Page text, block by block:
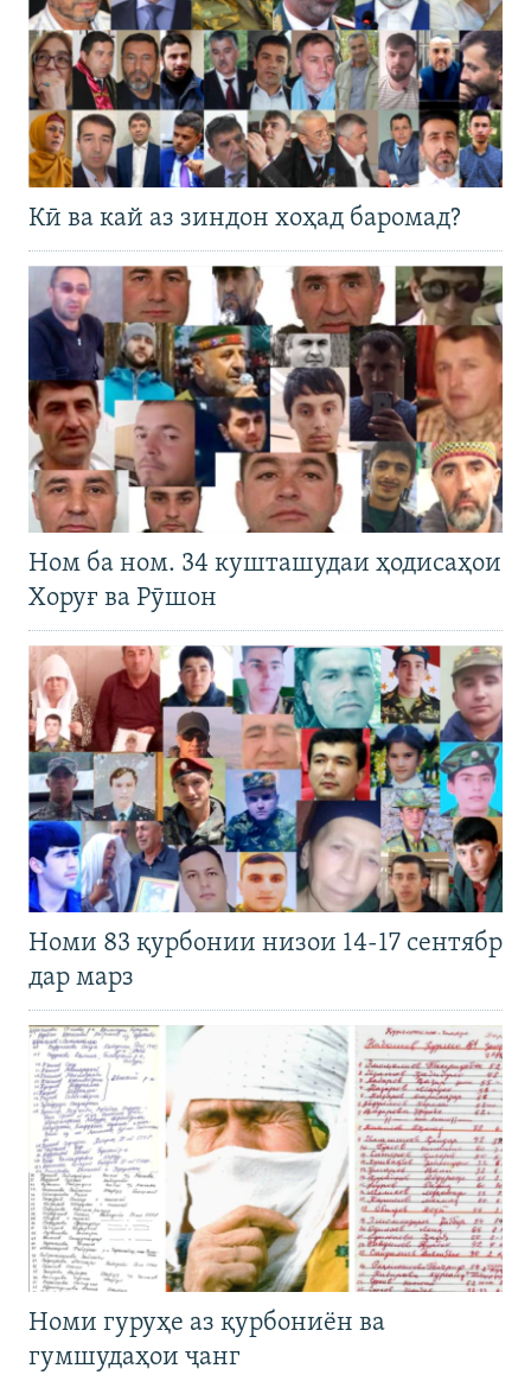
Кӣ ва кай аз зиндон хоҳад баромад?
Ном ба ном. 34 кушташудаи ҳодисаҳои
Хоруғ ва Рӯшон
Номи 83 қурбонии низои 14-17 сентябр
дар марз
Номи гуруҳе аз қурбониён ва
гумшудаҳои ҷанг